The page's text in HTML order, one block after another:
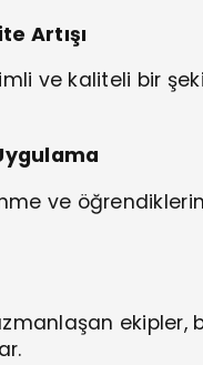
Artışı
ve kaliteli bir
ve
ekipler,